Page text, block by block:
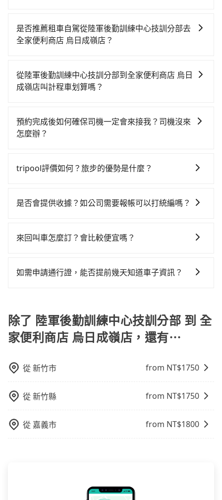
商店 烏日成嶺店，高鐵乘坐舒適、較貴、費時！從最早
06:26一直到23:00，台北-台中一天最多有102班次高鐵
元、車程約30分鐘。抵達高鐵站後，步行進站、現場購
票並於月台排隊的時間約25分鐘，再乘坐47~66分鐘
者天候狀況，決定是步行一段路或者搭乘公車抵達最終
的目的地。全程加上轉車時間共2小時2分鐘，假設4位同
費時1小時56分鐘。選擇搭乘高鐵而不預約包車，不僅每
三人以下要乘車，也可參考tripool的拼車共乘服務，最
是否推薦租車自駕從陸軍後勤訓練中心技訓分部去
全家便利商店 烏日成嶺店？
時不需要閉目養神（因為要自己開車），最重要的是你
當天就要來回，那在台北路邊可隨租隨借的iRent應該是
後勤訓練中心技訓分部到全家便利商店 烏日成嶺店的花
費預估為$2,150~2,750（金額差異來自於平假日、車款
保險與可能的罰單都需自付。再者，和運的iRent只提供
的七人座或九人座可供選擇，而且無人租車最令人詬病
樂透一樣。另外，偶爾也會遇到明明已經預約了時間但
就有不小的風險。最後，雖然路邊隨租隨還看似方便，
從陸軍後勤訓練中心技訓分部到全家便利商店 烏日
成嶺店叫計程車划算嗎？
灣大車隊、Uber、Line Taxi、Yoxi等，如果在路邊攔不
到車，也可考慮打電話至附近的計程車隊，如大愛衛星
tripool可省高達$2,600。綜合以上，無論在價格或服務
預約完成後如何確保司機一定會來接我？司機沒來
怎麼辦？
派車。在出發前一天晚上八點時，會透過電子郵件與簡
繫，可能原本約定的地點不適合暫停而改停靠在附近的
tripool評價如何？旅步的優勢是什麼？
定及可靠的，大多數的使用者都給予了高分評價。此
車前一日凌晨6點前取消均可無條件全額退費的承諾，讓
是否會提供收據？如公司需要報帳可以打統編嗎？
旅行業代收轉付電子收據，如果公司需要報公帳，在預
帳，完全符合台灣的法律規範。
來回叫車怎麼訂？會比較便宜嗎？
趟車的資訊，所以如果需要來回叫車，請分兩筆訂單預
如需申請通行證，能否提前幾天知道車子資訊？
在用車前一天才開始安排車輛，並於用車前一天晚上8點
提供服務司機和車輛資訊。如果您有特殊的用車需求，
可事先將您的需求寄至旅步的客服信箱：
協助安排。」
除了 陸軍後勤訓練中心技訓分部 到 全
家便利商店 烏日成嶺店，還有⋯
從新竹市 from NT$1750
從新竹縣 from NT$1750
從 嘉義市 from NT$1800